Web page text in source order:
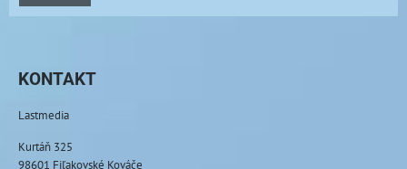
KONTAKT
Lastmedia
Kurtáň 325
98601 Fiľakovské Kováče